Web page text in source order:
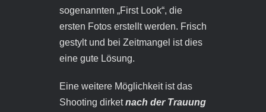
sogenannten „First Look“, die
ersten Fotos erstellt werden. Frisch
gestylt und bei Zeitmangel ist dies
eine gute Lösung.
Eine weitere Möglichkeit ist das
Shooting dirketnach der Trauung